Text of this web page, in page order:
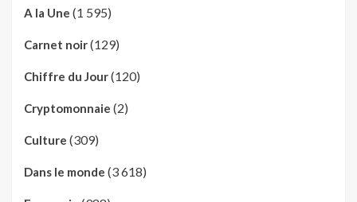
A la Une (1 595)
Carnet noir(129)
Chiffre du Jour(120)
Cryptomonnaie (2)
Culture (309)
Dans le monde (3 618)